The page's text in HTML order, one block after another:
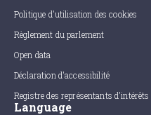
Politique d'utilisation des cookies
Règlement du parlement
Open data
Déclaration d'accessibilité
Registre des représentants d'intérêts
Language